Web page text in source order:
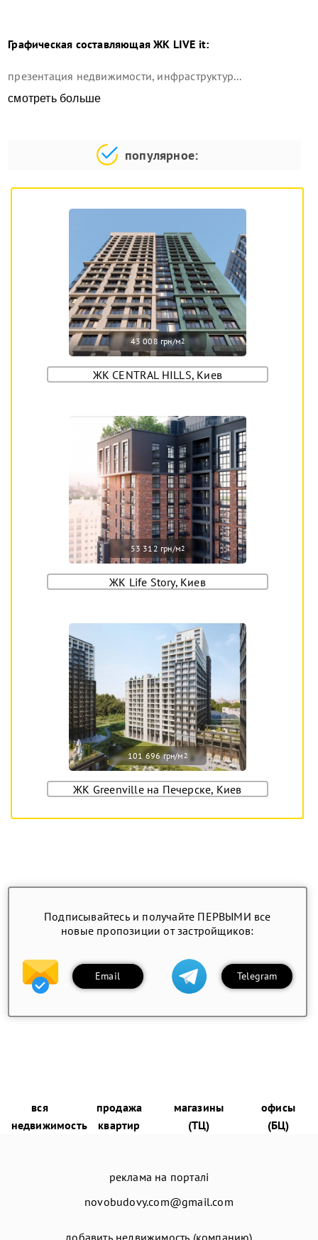
Графическая составляющая ЖК LIVE it:
презентация недвижимости, инфраструктур...
смотреть больше
популярное:
43 008 грн/м2
ЖК CENTRAL HILLS, Киев
53 312 грн/м2
ЖК Life Story, Киев
101 696 грн/м2
ЖК Greenville на Печерске, Киев
Подписывайтесь и получайте ПЕРВЫМИ все
новые пропозиции от застройщиков:
Email Telegram
вся
недвижимость
продажа
квартир
магазины
(ТЦ)
офисы
(БЦ)
реклама на порталі
novobudovy.com@gmail.com
добавить недвижимость (компанию)